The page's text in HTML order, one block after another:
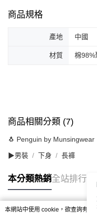
商品規格
產地 中國
材質 棉98%
商品相關分類 (7)
🐧 Penguin by Munsingwear
▶男裝 下身 長褲
本分類熱銷全站排行
本網站中使用 cookie，欲查詢有關